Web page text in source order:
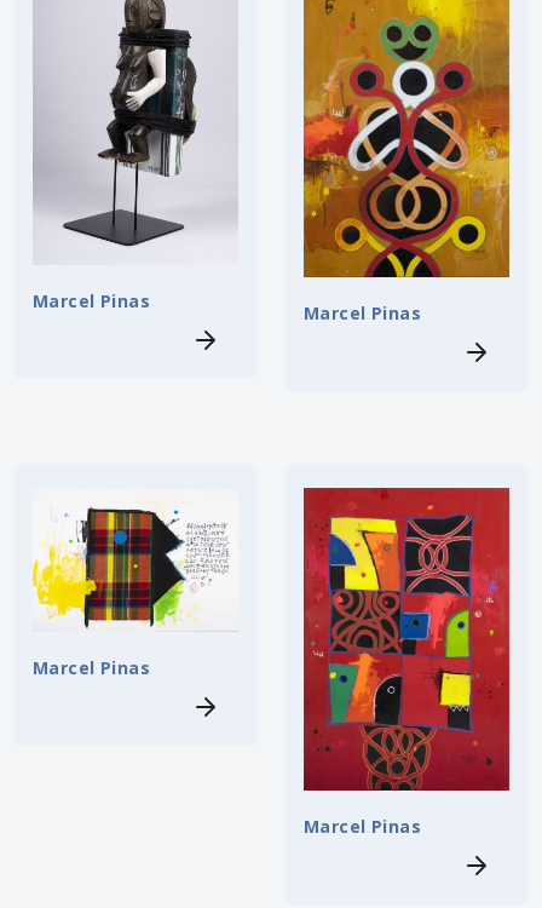
Marcel Pinas
Marcel Pinas
Marcel Pinas
Marcel Pinas